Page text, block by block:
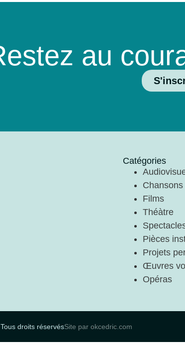
au
Catégories
Chansons
Films
Théàtre
Pièces
Projets
Œuvres
Opéras
droits réservésSite par okcedric.com